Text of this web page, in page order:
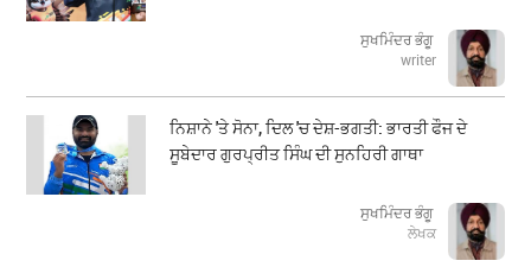
ਸੁਖਮਿੰਦਰ ਭੰਗੂ
writer
ਨਿਸ਼ਾਨੇ 'ਤੇ ਸੋਨਾ, ਦਿਲ 'ਚ ਦੇਸ਼-ਭਗਤੀ: ਭਾਰਤੀ ਫੌਜ ਦੇ
ਸੂਬੇਦਾਰ ਗੁਰਪ੍ਰੀਤ ਸਿੰਘ ਦੀ ਸੁਨਹਿਰੀ ਗਾਥਾ
ਸੁਖਮਿੰਦਰ ਭੰਗੂ
ਲੇਖਕ